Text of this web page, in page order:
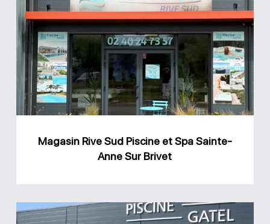
Rive
Sud
Piscine
et
Spa
Sainte-
Sur
Magasin Rive Sud Piscine et Spa Sainte-
Anne Sur Brivet
Magasin